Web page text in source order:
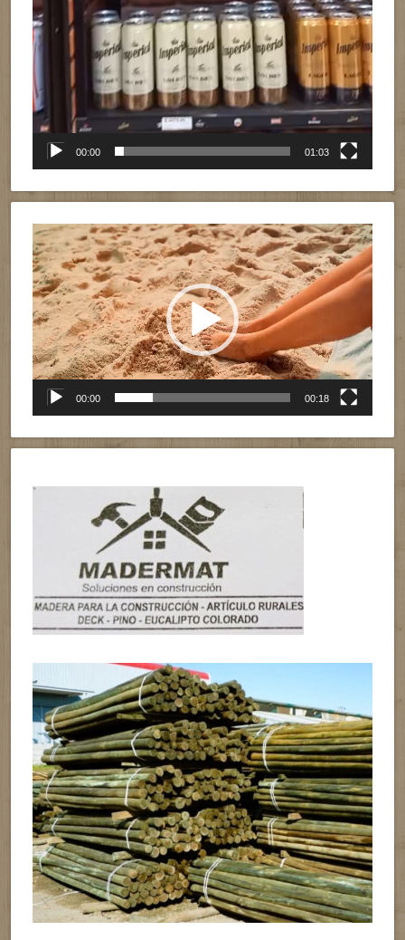
00:00 01:03
Reproductor
de
vídeo
00:00 00:18